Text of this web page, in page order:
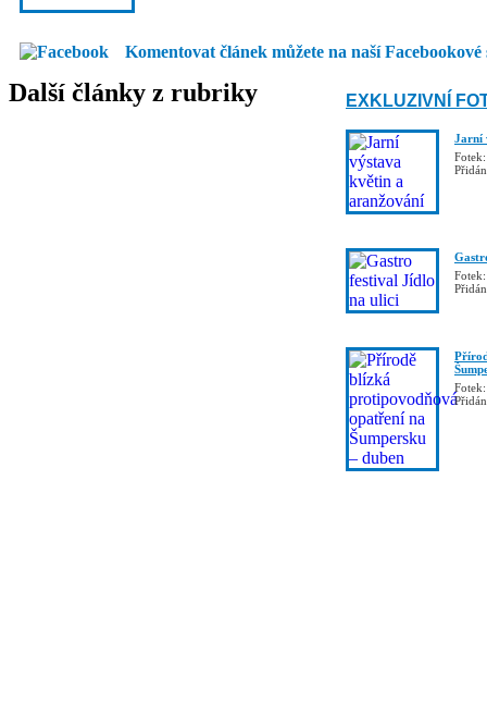
Komentovat článek můžete na naší Facebookové
Další články z rubriky EXKLUZIVNÍ
Jarní